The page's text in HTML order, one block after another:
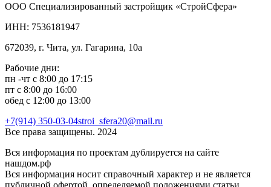
ООО Специализированный застройщик «CтройСфера»
ИНН: 7536181947
672039, г. Чита, ул. Гагарина, 10а
Рабочие дни:
пн -чт с 8:00 до 17:15
пт с 8:00 до 16:00
обед с 12:00 до 13:00
+7(914) 350-03-04stroi_sfera20@mail.ru
Все права защищены. 2024
Вся информация по проектам дублируется на сайте
нашдом.рф
Вся информация носит справочный характер и не является
публичной офертой, определяемой положениями статьи